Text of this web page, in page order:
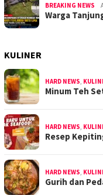
BREAKING NEWS
Warga
KULINER
HARD NEWS
Minum Teh
HARD NEWS
Resep
HARD NEWS
Gurih dan